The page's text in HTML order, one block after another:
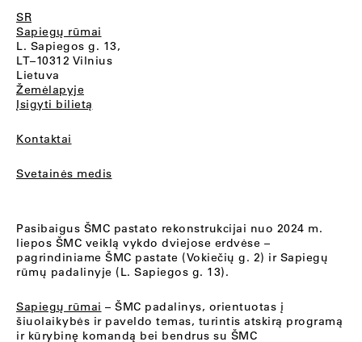
SR
Sapiegų rūmai
L. Sapiegos g. 13,
LT–10312 Vilnius
Lietuva
Žemėlapyje
Įsigyti bilietą
Kontaktai
Svetainės medis
Pasibaigus ŠMC pastato rekonstrukcijai nuo 2024 m.
liepos ŠMC veiklą vykdo dviejose erdvėse –
pagrindiniame ŠMC pastate (Vokiečių g. 2) ir Sapiegų
rūmų padalinyje (L. Sapiegos g. 13).
Sapiegų rūmai – ŠMC padalinys, orientuotas į
šiuolaikybės ir paveldo temas, turintis atskirą programą
ir kūrybinę komandą bei bendrus su ŠMC